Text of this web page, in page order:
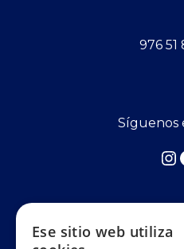
976 51
Síguenos
Ese sitio web utiliza